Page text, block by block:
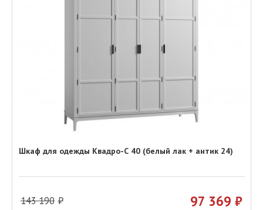
Шкаф для одежды Квадро-С 40 (белый лак + антик 24)
143 190 97 369